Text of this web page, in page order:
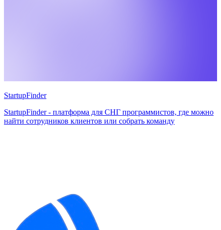
StartupFinder
StartupFinder - платформа для СНГ программистов, где можно
найти сотрудников клиентов или собрать команду